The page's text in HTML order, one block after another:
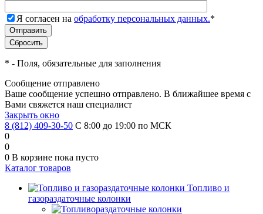
Я согласен на обработку персональных данных.*
* - Поля, обязательные для заполнения
Сообщение отправлено
Ваше сообщение успешно отправлено. В ближайшее время с
Вами свяжется наш специалист
Закрыть окно
8 (812) 409-30-50 С 8:00 до 19:00 по МСК
0
0
0 В корзине пока пусто
Каталог товаров
Топливо и
газораздаточные колонки